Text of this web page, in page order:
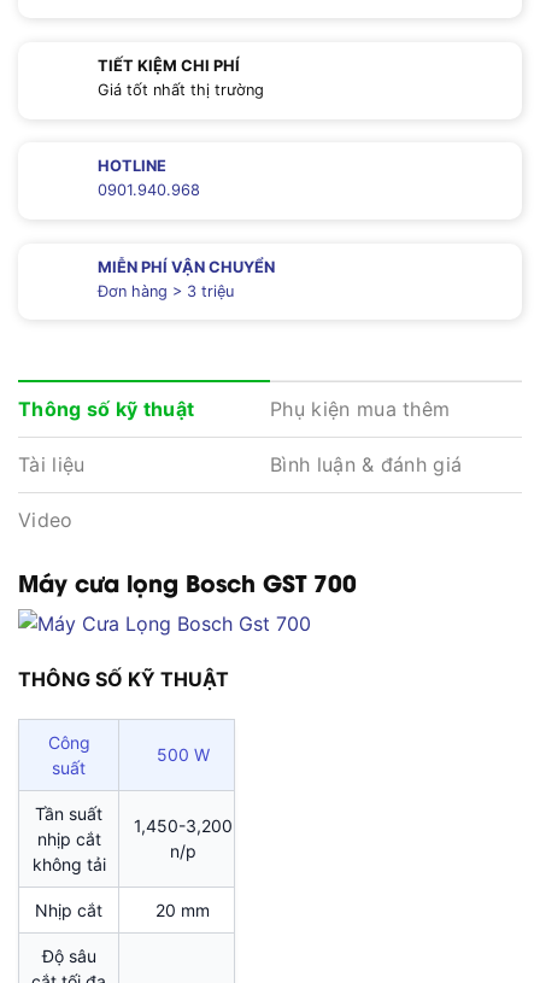
TIẾT KIỆM CHI PHÍ
Giá tốt nhất thị trường
HOTLINE
0901.940.968
MIỄN PHÍ VẬN CHUYỂN
Đơn hàng > 3 triệu
Thông số kỹ thuật Phụ kiện mua thêm
Tài liệu Bình luận & đánh giá
Video
Máy cưa lọng Bosch GST 700
THÔNG SỐ KỸ THUẬT
Công
suất
500 W
Tần suất
nhịp cắt
không tải
1,450-3,200
n/p
Nhịp cắt 20 mm
Độ sâu